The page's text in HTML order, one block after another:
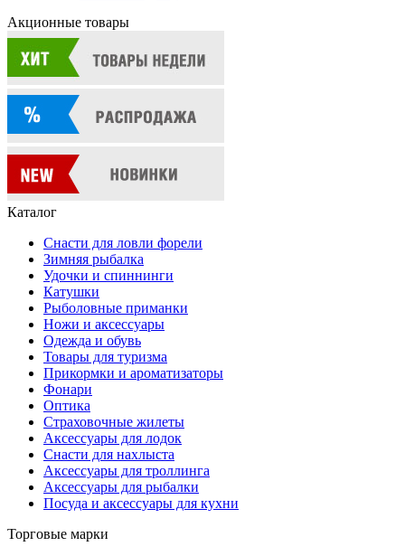
Акционные товары
Каталог
Снасти для ловли форели
Зимняя рыбалка
Удочки и спиннинги
Катушки
Рыболовные приманки
Ножи и аксессуары
Одежда и обувь
Товары для туризма
Прикормки и ароматизаторы
Фонари
Оптика
Страховочные жилеты
Аксессуары для лодок
Снасти для нахлыста
Аксессуары для троллинга
Аксессуары для рыбалки
Посуда и аксессуары для кухни
Торговые марки